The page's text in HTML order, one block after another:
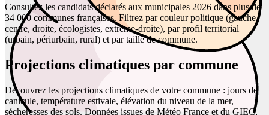
Consultez les candidats déclarés aux municipales 2026 dans plus de
34 000 communes françaises. Filtrez par couleur politique (gauche,
centre, droite, écologistes, extrême-droite), par profil territorial
(urbain, périurbain, rural) et par taille de commune.
Projections climatiques par commune
Découvrez les projections climatiques de votre commune : jours de
canicule, température estivale, élévation du niveau de la mer,
sécheresses des sols. Données issues de Météo France et du GIEC,